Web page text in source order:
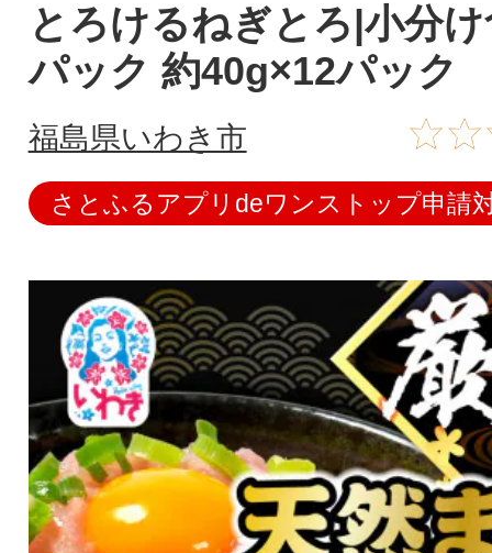
とろけるねぎとろ|小分
パック 約40g×12パック
福島県いわき市
さとふるアプリdeワンストップ申請